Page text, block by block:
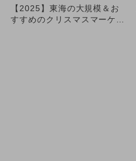
【2025】東海の大規模＆お
すすめのクリスマスマーケッ